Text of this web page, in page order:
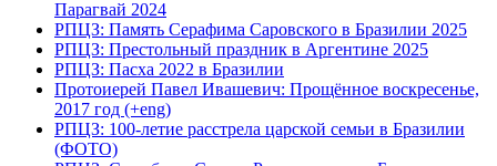
Парагвай 2024
РПЦЗ: Память Серафима Саровского в Бразилии 2025
РПЦЗ: Престольный праздник в Аргентине 2025
РПЦЗ: Пасха 2022 в Бразилии
Протоиерей Павел Ивашевич: Прощённое воскресенье,
2017 год (+eng)
РПЦЗ: 100-летие расстрела царской семьи в Бразилии
(ФОТО)